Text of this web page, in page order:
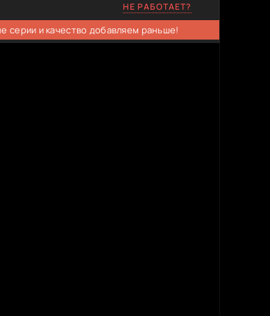
НЕ РАБОТАЕТ?
серии и качество добавляем раньше!